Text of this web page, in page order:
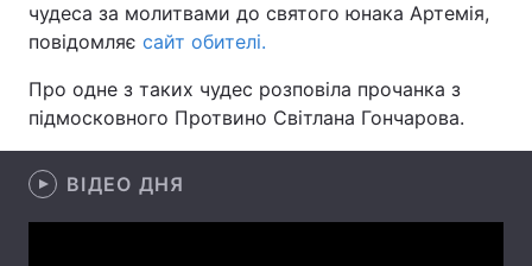
Економіка
Спорт Наука
Зброя
чудеса за молитвами до святого юнака Артемія,
повідомляє сайт обителі.
Про одне з таких чудес розповіла прочанка з
підмосковного Протвино Світлана Гончарова.
ВІДЕО ДНЯ